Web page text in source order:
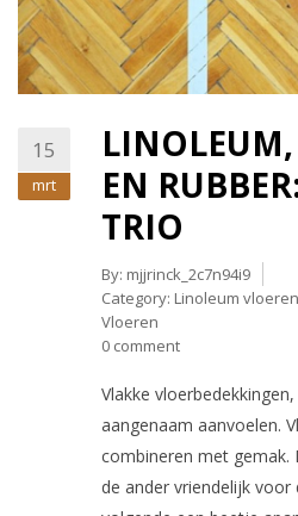
15
mrt
EN
TRIO
By: mjjrinck_2c7n94i9
Category: Linoleum vloeren
Vloeren
0 comment
Vlakke
aangenaam aanvoelen.
combineren met gemak.
de ander vriendelijk